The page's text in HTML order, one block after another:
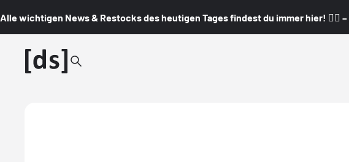
Alle wichtigen News & Restocks des heutigen Tages findest du immer hier! 👇🏼 –